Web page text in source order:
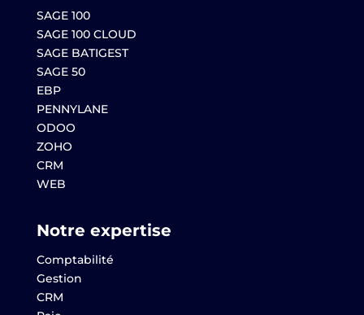
SAGE 100
SAGE 100 CLOUD
SAGE BATIGEST
SAGE 50
EBP
PENNYLANE
ODOO
ZOHO
CRM
WEB
Notre expertise
Comptabilité
Gestion
CRM